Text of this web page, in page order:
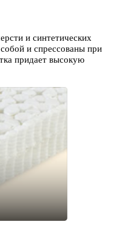
и синтетических
и спрессованы при
придает высокую